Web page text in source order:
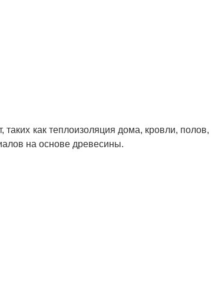
как теплоизоляция дома, кровли, полов,
на основе древесины.